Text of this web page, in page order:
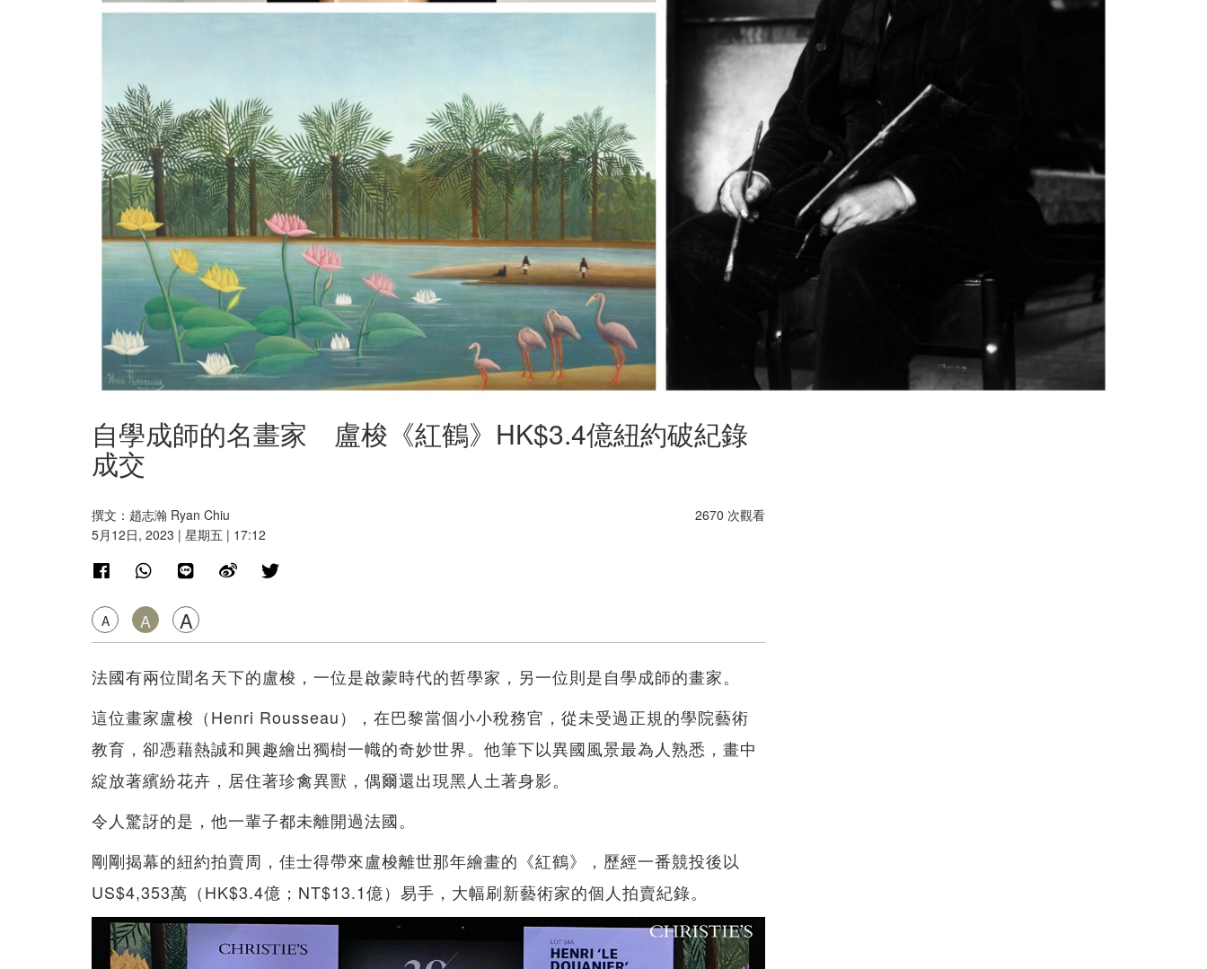
自學成師的名畫家 盧梭《紅鶴》HK$3.4億紐約破紀錄
成交
撰文：趙志瀚 Ryan Chiu
5月12日, 2023 | 星期五 | 17:12
A A A
2670 次觀看
法國有兩位聞名天下的盧梭，一位是啟蒙時代的哲學家，另一位則是自學成師的畫家。
這位畫家盧梭（Henri Rousseau），在巴黎當個小小稅務官，從未受過正規的學院藝術
教育，卻憑藉熱誠和興趣繪出獨樹一幟的奇妙世界。他筆下以異國風景最為人熟悉，畫中
綻放著繽紛花卉，居住著珍禽異獸，偶爾還出現黑人土著身影。
令人驚訝的是，他一輩子都未離開過法國。
剛剛揭幕的紐約拍賣周，佳士得帶來盧梭離世那年繪畫的《紅鶴》，歷經一番競投後以
US$4,353萬（HK$3.4億；NT$13.1億）易手，大幅刷新藝術家的個人拍賣紀錄。